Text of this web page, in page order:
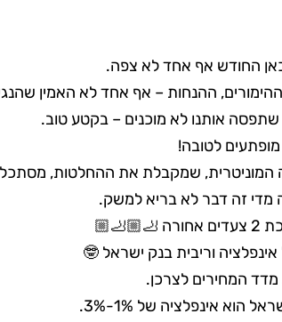
החודש אף אחד לא צפה.
ההנחות – אף אחד לא האמין
אותנו לא מוכנים – בקטע טוב.
מופתעים לטובה!
המוניטרית, שמקבלת את ההחלטות,
מדי זה דבר לא בריא למשק.
וריבית בנק ישראל 🤓
מדד המחירים לצרכן.
הוא אינפלציה של 1%-3%.